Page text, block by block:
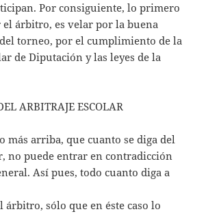
Por consiguiente, lo primero
el árbitro, es velar por la buena
torneo, por el cumplimiento de la
de Diputación y las leyes de la
ARBITRAJE ESCOLAR
más arriba, que cuanto se diga del
no puede entrar en contradicción
Así pues, todo cuanto diga a
árbitro, sólo que en éste caso lo